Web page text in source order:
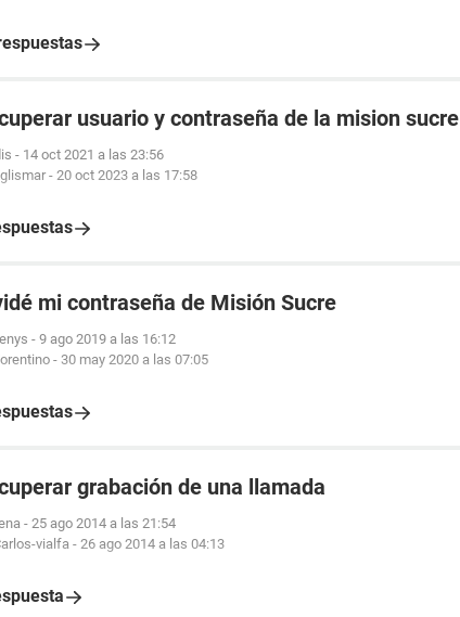
usuario y contraseña de la mision sucre
- 14 oct 2021 a las 23:56
- 20 oct 2023 a las 17:58
mi contraseña de Misión Sucre
- 9 ago 2019 a las 16:12
- 30 may 2020 a las 07:05
grabación de una llamada
- 25 ago 2014 a las 21:54
vialfa- 26 ago 2014 a las 04:13